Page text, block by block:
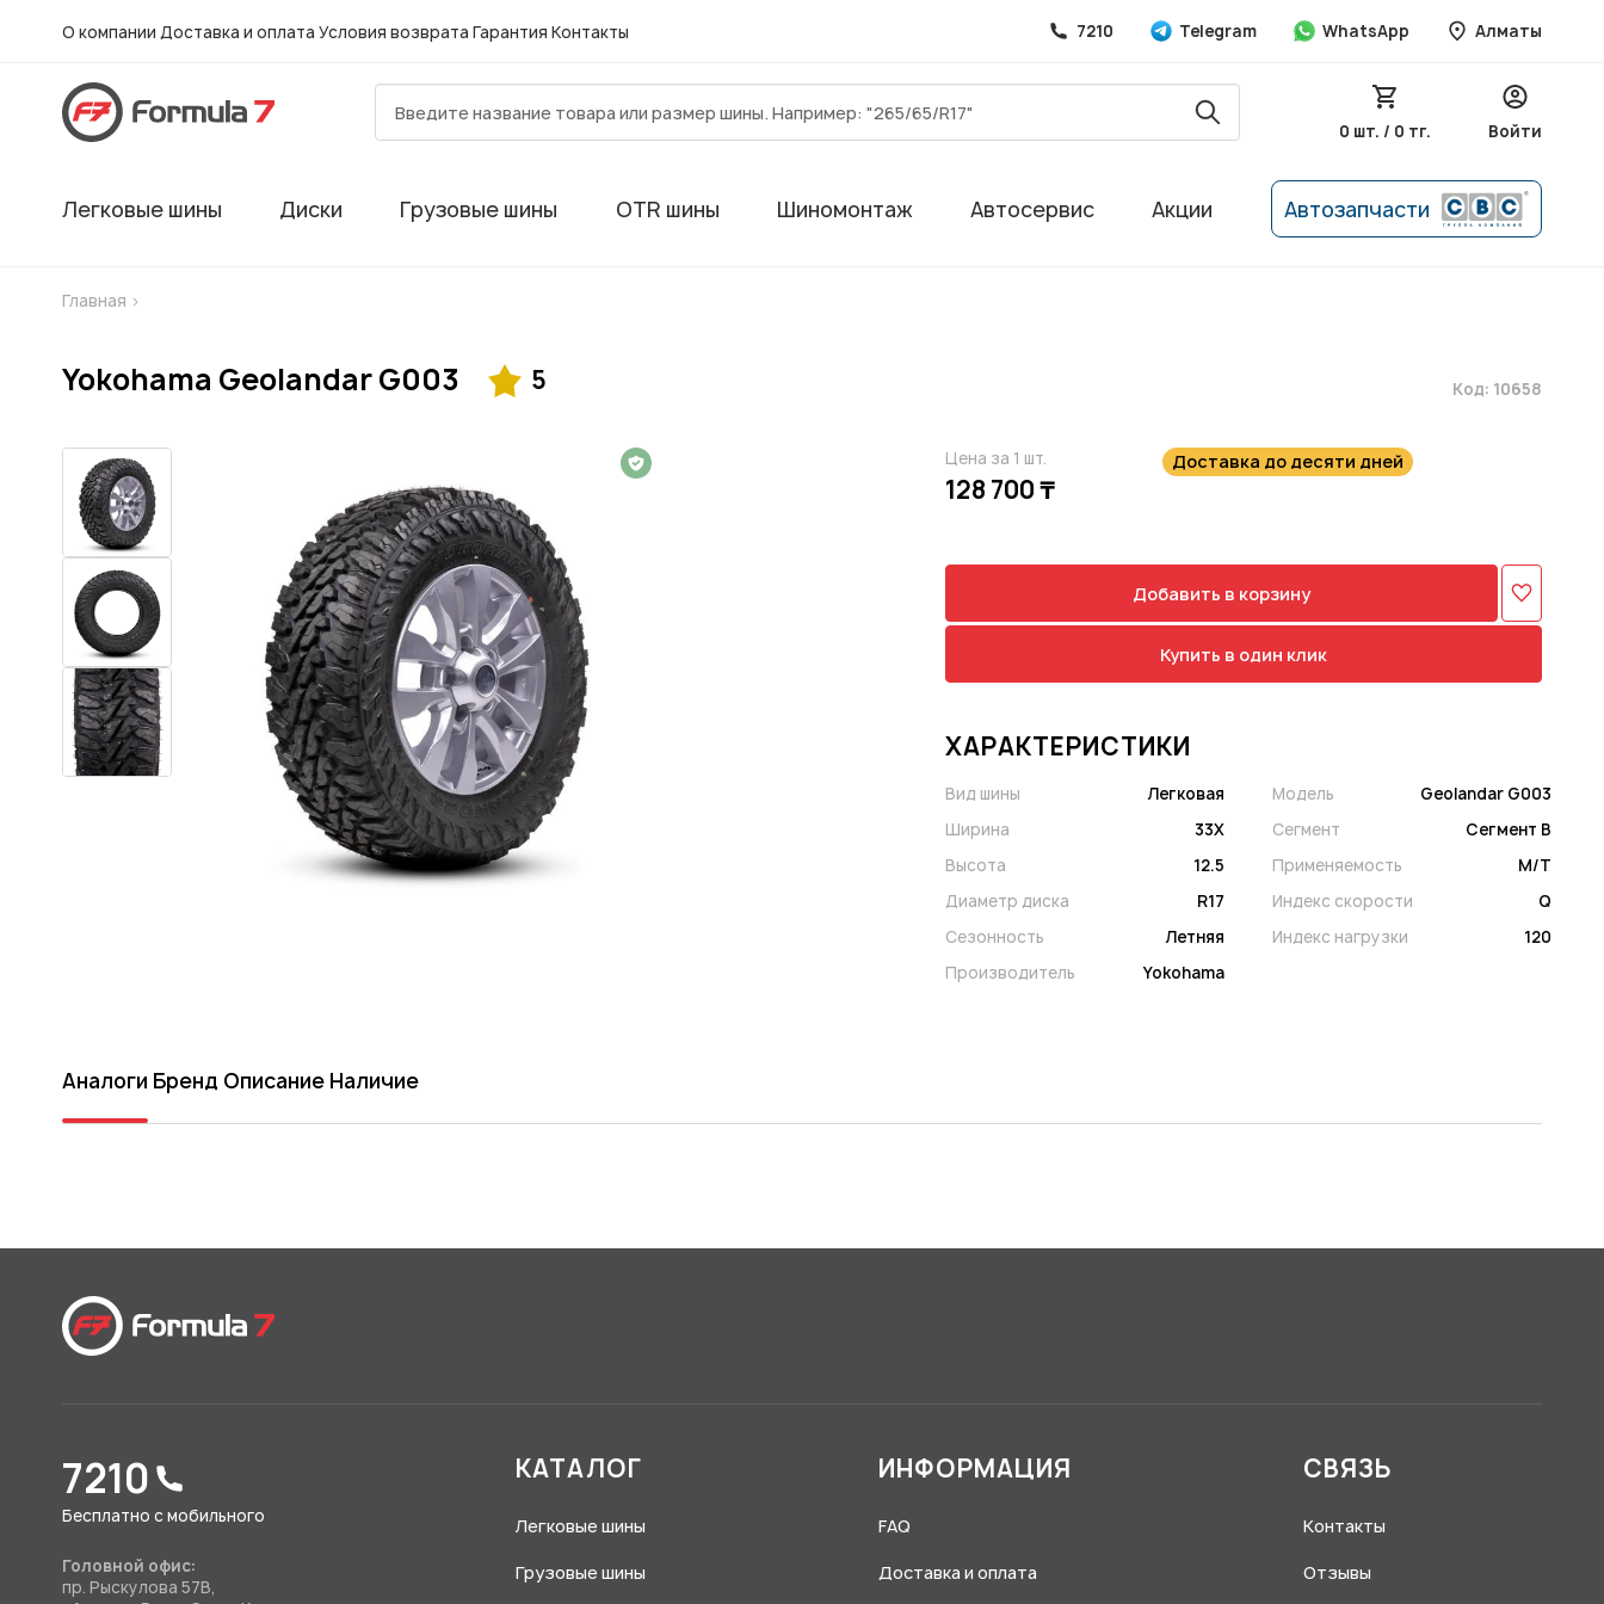
О компании Доставка и оплата Условия возврата Гарантия Контакты 7210 Telegram WhatsApp Алматы
0 шт. / 0 тг. Войти
Легковые шины Диски Грузовые шины OTR шины Шиномонтаж Автосервис Акции Автозапчасти
Главная >
Yokohama Geolandar G003 5 Код: 10658
Цена за 1 шт.
128 700 ₸
Доставка до десяти дней
Добавить в корзину
Купить в один клик
ХАРАКТЕРИСТИКИ
Вид шины
Легковая
Ширина
33X
Высота
12.5
Диаметр диска
R17
Сезонность
Летняя
Производитель
Yokohama
Модель
Geolandar G003
Сегмент
Сегмент B
Применяемость
M/T
Индекс скорости
Q
Индекс нагрузки
120
Аналоги Бренд Описание Наличие
7210
Бесплатно с мобильного
Головной офис:
пр. Рыскулова 57В,
КАТАЛОГ
Легковые шины
Грузовые шины
ИНФОРМАЦИЯ
FAQ
Доставка и оплата
СВЯЗЬ
Контакты
Отзывы